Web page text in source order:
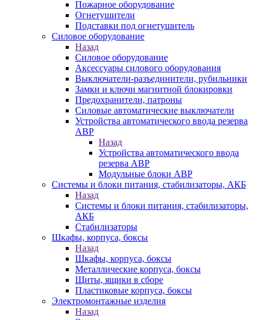
Пожарное оборудование
Огнетушители
Подставки под огнетушитель
Силовое оборудование
Назад
Силовое оборудование
Аксессуары силового оборудования
Выключатели-разъединители, рубильники
Замки и ключи магнитной блокировки
Предохранители, патроны
Силовые автоматические выключатели
Устройства автоматического ввода резерва
АВР
Назад
Устройства автоматического ввода
резерва АВР
Модульные блоки АВР
Системы и блоки питания, стабилизаторы, АКБ
Назад
Системы и блоки питания, стабилизаторы,
АКБ
Стабилизаторы
Шкафы, корпуса, боксы
Назад
Шкафы, корпуса, боксы
Металлические корпуса, боксы
Щиты, ящики в сборе
Пластиковые корпуса, боксы
Электромонтажные изделия
Назад